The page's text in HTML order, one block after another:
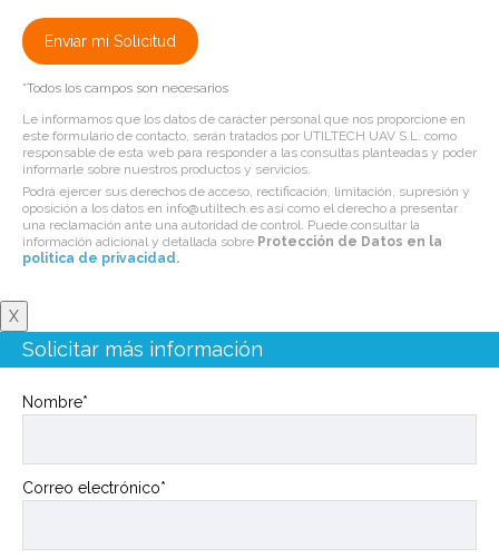
*Todos los campos son necesarios
Le informamos que los datos de carácter personal que nos proporcione en
este formulario de contacto, serán tratados por UTILTECH UAV S.L. como
responsable de esta web para responder a las consultas planteadas y poder
informarle sobre nuestros productos y servicios.
Podrá ejercer sus derechos de acceso, rectificación, limitación, supresión y
oposición a los datos en info@utiltech.es así como el derecho a presentar
una reclamación ante una autoridad de control. Puede consultar la
información adicional y detallada sobre Protección de Datos en la
politica de privacidad.
X
Solicitar más información
Nombre*
Correo electrónico*